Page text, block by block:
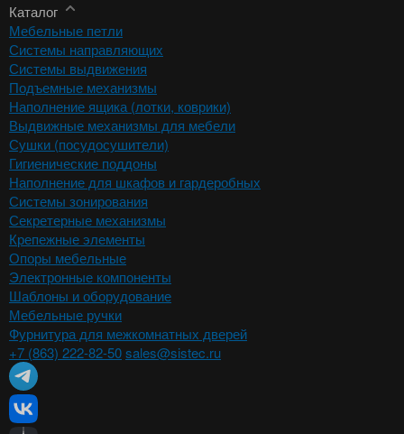
Каталог
Мебельные петли
Системы направляющих
Системы выдвижения
Подъемные механизмы
Наполнение ящика (лотки, коврики)
Выдвижные механизмы для мебели
Сушки (посудосушители)
Гигиенические поддоны
Наполнение для шкафов и гардеробных
Системы зонирования
Секретерные механизмы
Крепежные элементы
Опоры мебельные
Электронные компоненты
Шаблоны и оборудование
Мебельные ручки
Фурнитура для межкомнатных дверей
+7 (863) 222-82-50sales@sistec.ru